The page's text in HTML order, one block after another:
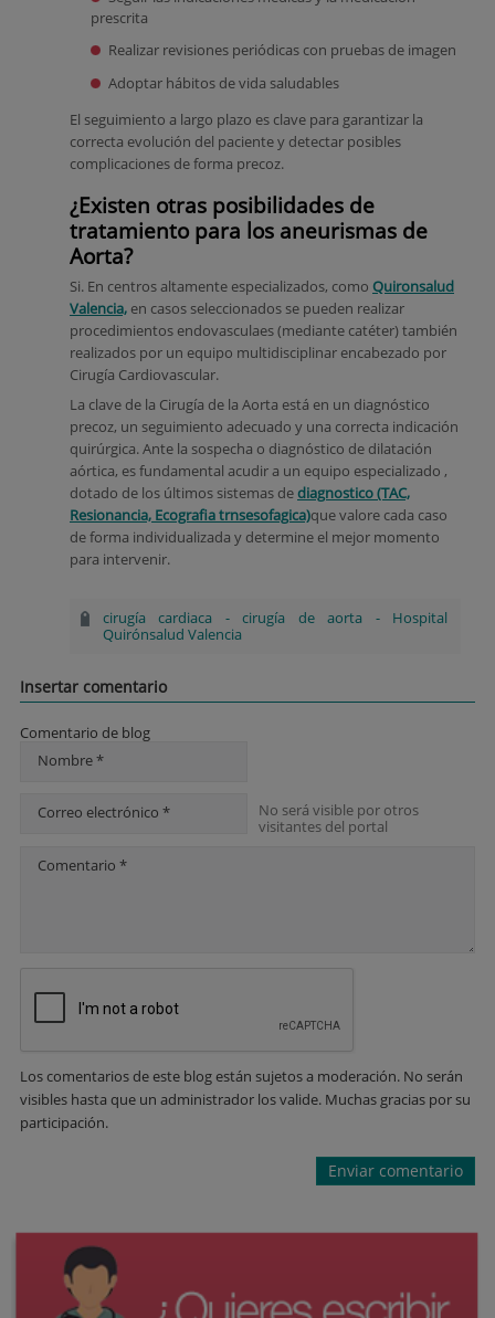
prescrita
Realizar revisiones periódicas con pruebas de imagen
Adoptar hábitos de vida saludables
El seguimiento a largo plazo es clave para garantizar la
correcta evolución del paciente y detectar posibles
complicaciones de forma precoz.
¿Existen otras posibilidades de
tratamiento para los aneurismas de
Aorta?
Si. En centros altamente especializados, como Quironsalud
Valencia, en casos seleccionados se pueden realizar
procedimientos endovasculaes (mediante catéter) también
realizados por un equipo multidisciplinar encabezado por
Cirugía Cardiovascular.
La clave de la Cirugía de la Aorta está en un diagnóstico
precoz, un seguimiento adecuado y una correcta indicación
quirúrgica. Ante la sospecha o diagnóstico de dilatación
aórtica, es fundamental acudir a un equipo especializado ,
dotado de los últimos sistemas dediagnostico (TAC,
Resionancia, Ecografia trnsesofagica)que valore cada caso
de forma individualizada y determine el mejor momento
para intervenir.
cirugía cardiaca -cirugía de aorta - Hospital
Quirónsalud Valencia
Insertar comentario
Comentario de blog
Nombre *
Correo electrónico *
No será visible por otros
visitantes del portal
Comentario *
Los comentarios de este blog están sujetos a moderación. No serán
visibles hasta que un administrador los valide. Muchas gracias por su
participación.